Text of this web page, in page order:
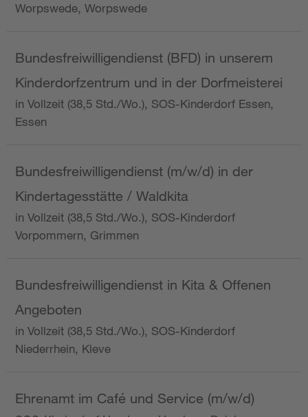
Worpswede, Worpswede
Bundesfreiwilligendienst (BFD) in unserem
Kinderdorfzentrum und in der Dorfmeisterei
in Vollzeit (38,5 Std./Wo.), SOS-Kinderdorf Essen,
Essen
Bundesfreiwilligendienst (m/w/d) in der
Kindertagesstätte / Waldkita
in Vollzeit (38,5 Std./Wo.), SOS-Kinderdorf
Vorpommern, Grimmen
Bundesfreiwilligendienst in Kita & Offenen
Angeboten
in Vollzeit (38,5 Std./Wo.), SOS-Kinderdorf
Niederrhein, Kleve
Ehrenamt im Café und Service (m/w/d)